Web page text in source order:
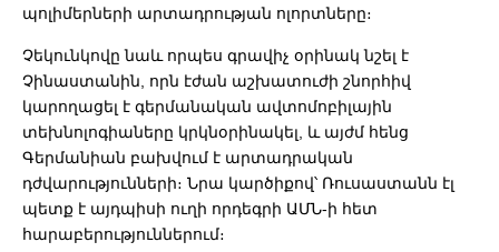
պոլիմերների արտադրության ոլորտները։
Չեկունկովը նաև որպես գրավիչ օրինակ նշել է
Չինաստանին, որն էժան աշխատուժի շնորհիվ
կարողացել է գերմանական ավտոմոբիլային
տեխնոլոգիաները կրկնօրինակել, և այժմ հենց
Գերմանիան բախվում է արտադրական
դժվարությունների։ Նրա կարծիքով՝ Ռուսաստանն էլ
պետք է այդպիսի ուղի որդեգրի ԱՄՆ-ի հետ
հարաբերություններում։